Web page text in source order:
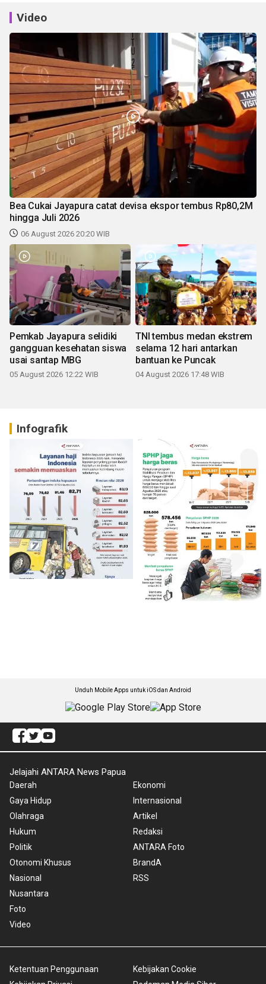
Video
Bea Cukai Jayapura catat devisa ekspor tembus Rp80,2M
hingga Juli 2026
06 August 2026 20:20 WIB
Pemkab Jayapura selidiki
gangguan kesehatan siswa
usai santap MBG
05 August 2026 12:22 WIB
TNI tembus medan ekstrem
selama 12 hari antarkan
bantuan ke Puncak
04 August 2026 17:48 WIB
Infografik
Unduh Mobile Apps untuk iOS dan Android
Jelajahi ANTARA News Papua
Daerah
Gaya Hidup
Olahraga
Hukum
Politik
Otonomi Khusus
Nasional
Nusantara
Foto
Video
Ekonomi
Internasional
Artikel
Redaksi
ANTARA Foto
BrandA
RSS
Ketentuan Penggunaan
Kebijakan Cookie